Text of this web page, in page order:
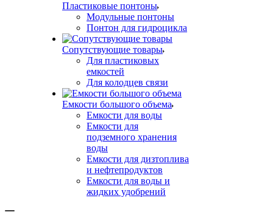
Пластиковые понтоны
Модульные понтоны
Понтон для гидроцикла
Сопутствующие товары
Для пластиковых
емкостей
Для колодцев связи
Емкости большого объема
Емкости для воды
Емкости для
подземного хранения
воды
Емкости для дизтоплива
и нефтепродуктов
Емкости для воды и
жидких удобрений